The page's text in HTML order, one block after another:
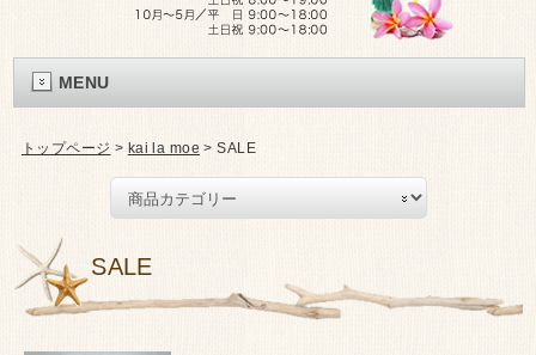
MENU
トップページ > kai la moe >SALE
SALE